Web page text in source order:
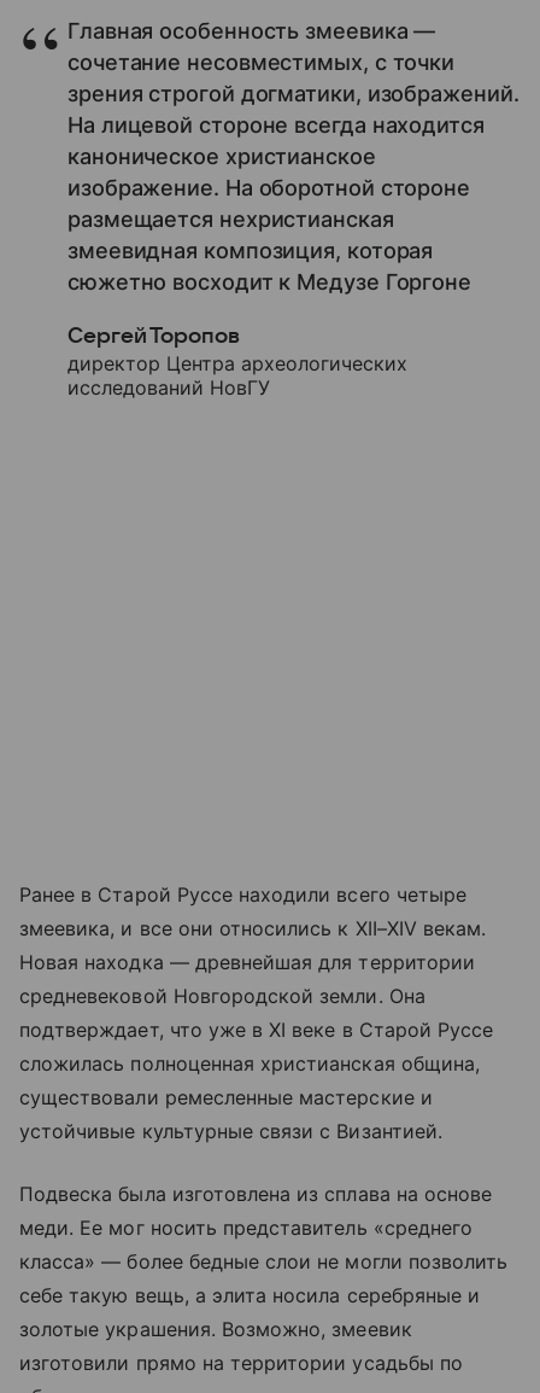
Главная особенность змеевика —
сочетание несовместимых, с точки
зрения строгой догматики, изображений.
На лицевой стороне всегда находится
каноническое христианское
изображение. На оборотной стороне
размещается нехристианская
змеевидная композиция, которая
сюжетно восходит к Медузе Горгоне
Сергей Торопов
директор Центра археологических
исследований НовГУ
Ранее в Старой Руссе находили всего четыре
змеевика, и все они относились к XII–XIV векам.
Новая находка — древнейшая для территории
средневековой Новгородской земли. Она
подтверждает, что уже в XI веке в Старой Руссе
сложилась полноценная христианская община,
существовали ремесленные мастерские и
устойчивые культурные связи с Византией.
Подвеска была изготовлена из сплава на основе
меди. Ее мог носить представитель «среднего
класса» — более бедные слои не могли позволить
себе такую вещь, а элита носила серебряные и
золотые украшения. Возможно, змеевик
изготовили прямо на территории усадьбы по